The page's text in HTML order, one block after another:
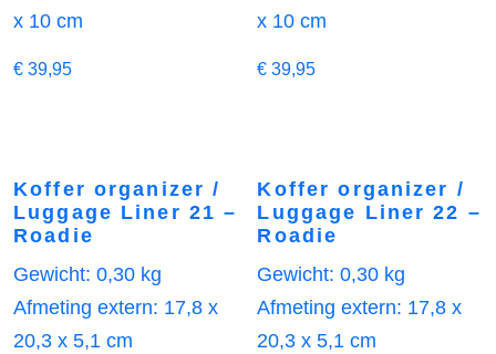
x 10 cm
€ 39,95
x 10 cm
€ 39,95
Koffer organizer /
Luggage Liner 21 –
Roadie
Gewicht: 0,30 kg
Afmeting extern: 17,8 x
20,3 x 5,1 cm
Koffer organizer /
Luggage Liner 22 –
Roadie
Gewicht: 0,30 kg
Afmeting extern: 17,8 x
20,3 x 5,1 cm